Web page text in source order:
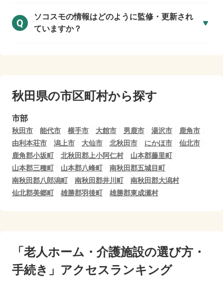
Q
ソコスモの情報はどのように監修・更新され
ていますか？
秋田県の市区町村から探す
市部
秋田市 能代市 横手市 大館市 男鹿市 湯沢市
鹿角市
由利本荘市
潟上市 大仙市 北秋田市 にかほ市
仙北市
鹿角郡小坂町
北秋田郡上小阿仁村
山本郡藤里町
山本郡三種町
山本郡八峰町
南秋田郡五城目町
南秋田郡八郎潟町
南秋田郡井川町
南秋田郡大潟村
仙北郡美郷町
雄勝郡羽後町 雄勝郡東成瀬村
「老人ホーム・介護施設の選び方・
手続き」アクセスランキング